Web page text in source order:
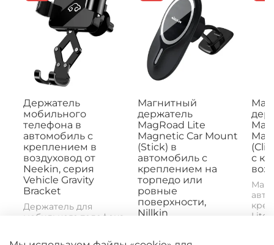
Держатель
мобильного
телефона в
автомобиль с
креплением в
воздуховод от
Neekin, серия
Vehicle Gravity
Bracket
Держатель для
мобильного телефона
Магнитный
держатель
MagRoad Lite
Magnetic Car Mount
(Stick) в
автомобиль с
креплением на
торпедо или
ровные
поверхности,
Nillkin
автомобильное
с
Lite